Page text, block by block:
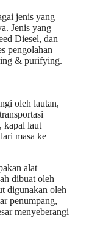
jenis yang
Jenis yang
Diesel, dan
pengolahan
& purifying.
oleh lautan,
kapal laut
masa ke
alat
dibuat oleh
digunakan oleh
penumpang,
menyeberangi